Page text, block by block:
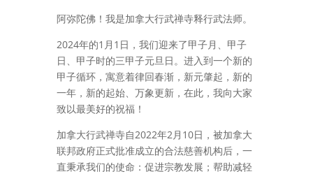
阿弥陀佛！我是加拿大行武禅寺释行武法师。
2024年的1月1日，我们迎来了甲子月、甲子
日、甲子时的三甲子元旦日。进入到一个新的
甲子循环，寓意着律回春渐，新元肇起，新的
一年，新的起始、万象更新，在此，我向大家
致以最美好的祝福！
加拿大行武禅寺自2022年2月10日，被加拿大
联邦政府正式批准成立的合法慈善机构后，一
直秉承我们的使命：促进宗教发展；帮助减轻